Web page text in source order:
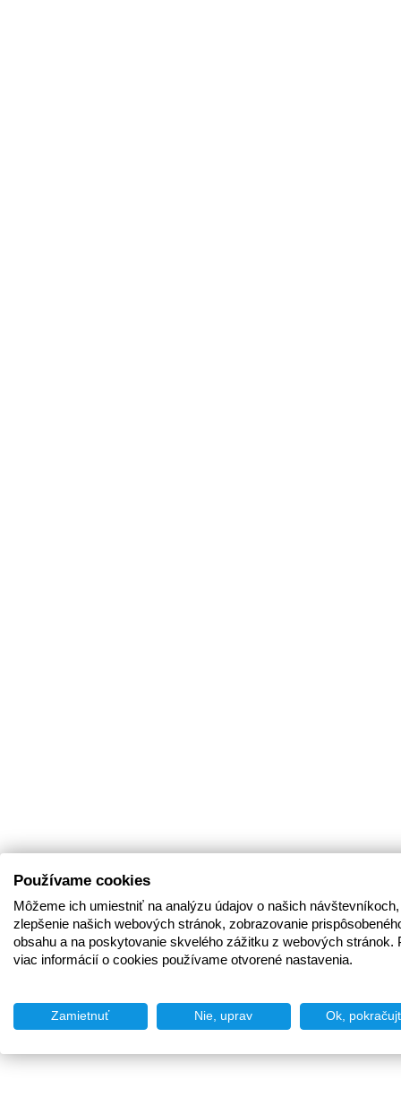
Používame cookies
Môžeme ich umiestniť na analýzu údajov o našich
zlepšenie našich webových stránok, zobrazovanie
obsahu a na poskytovanie skvelého zážitku z webových stránok.
viac informácií o cookies používame otvorené nastavenia.
Zamietnuť Nie, uprav Ok,